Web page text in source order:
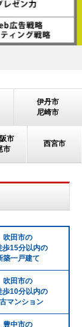
伊丹市
尼崎市
市
市
西宮市
吹田市の
歩15分以内の
築一戸建て
吹田市の
歩10分以内の
マンション
豊中市の